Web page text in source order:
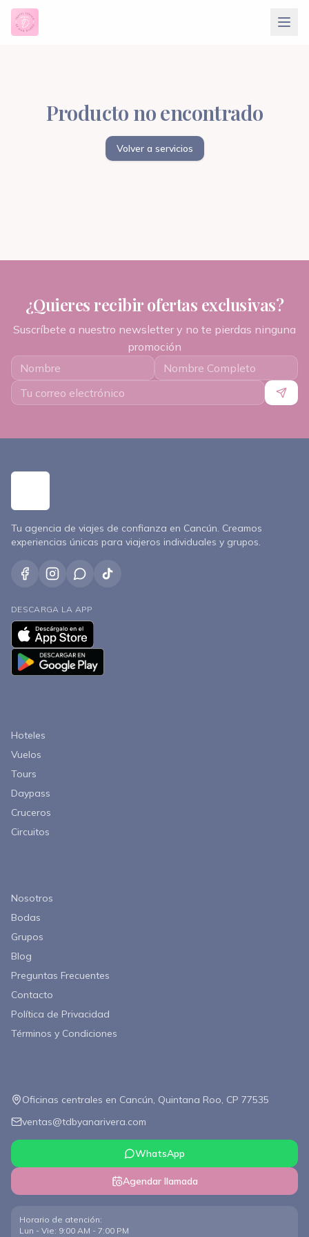
Producto no encontrado
Volver a servicios
¿Quieres recibir ofertas exclusivas?
Suscríbete a nuestro newsletter y no te pierdas ninguna
promoción
Tu agencia de viajes de confianza en Cancún. Creamos
experiencias únicas para viajeros individuales y grupos.
DESCARGA LA APP
Hoteles
Vuelos
Tours
Daypass
Cruceros
Circuitos
Nosotros
Bodas
Grupos
Blog
Preguntas Frecuentes
Contacto
Política de Privacidad
Términos y Condiciones
Oficinas centrales en Cancún, Quintana Roo, CP 77535
ventas@tdbyanarivera.com
WhatsApp
Agendar llamada
Horario de atención:
Lun - Vie: 9:00 AM - 7:00 PM